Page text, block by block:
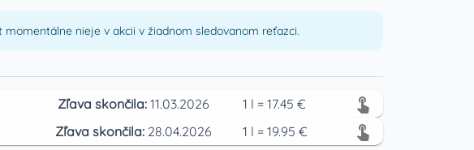
momentálne nieje v akcii v žiadnom sledovanom reťazci.
Zľava skončila: 11.03.2026 1 l = 17.45 €
Zľava skončila: 28.04.2026 1 l = 19.95 €